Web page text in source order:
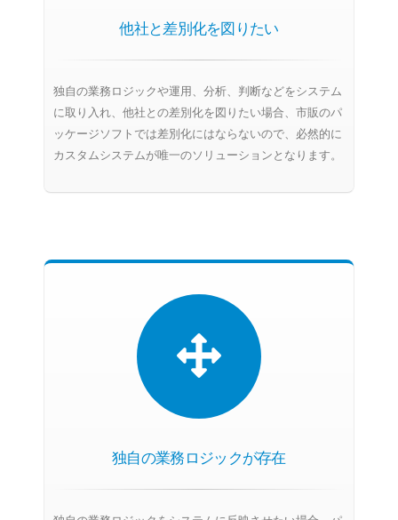
他社と差別化を図りたい
独自の業務ロジックや運用、分析、判断などをシステム
に取り入れ、他社との差別化を図りたい場合、市販のパ
ッケージソフトでは差別化にはならないので、必然的に
カスタムシステムが唯一のソリューションとなります。
独自の業務ロジックが存在